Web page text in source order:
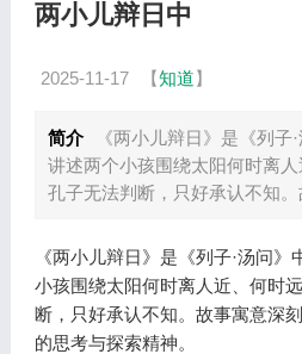
两小儿辩日中
2025-11-17 【知道】
简介
《两小儿辩日》是《列子
讲述两个小孩围绕太阳何时离人
孔子无法判断，只好承认不知
《两小儿辩日》是《列子·汤问
小孩围绕太阳何时离人近、何时
断，只好承认不知。故事寓意深
的思考与探索精神。